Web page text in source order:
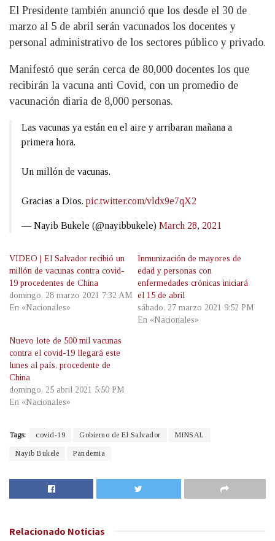
El Presidente también anunció que los desde el 30 de
marzo al 5 de abril serán vacunados los docentes y
personal administrativo de los sectores público y privado.
Manifestó que serán cerca de 80,000 docentes los que
recibirán la vacuna anti Covid, con un promedio de
vacunación diaria de 8,000 personas.
Las vacunas ya están en el aire y arribaran mañana a
primera hora.
Un millón de vacunas.
Gracias a Dios. pic.twitter.com/vldx9e7qX2
— Nayib Bukele (@nayibbukele) March 28, 2021
VIDEO | El Salvador recibió un
millón de vacunas contra covid-
19 procedentes de China
domingo, 28 marzo 2021 7:32 AM
En «Nacionales»
Inmunización de mayores de
edad y personas con
enfermedades crónicas iniciará
el 15 de abril
sábado, 27 marzo 2021 9:52 PM
En «Nacionales»
Nuevo lote de 500 mil vacunas
contra el covid-19 llegará este
lunes al país, procedente de
China
domingo, 25 abril 2021 5:50 PM
En «Nacionales»
Tags: covid-19 Gobierno de El Salvador MINSAL
Nayib Bukele Pandemia
Relacionado Noticias